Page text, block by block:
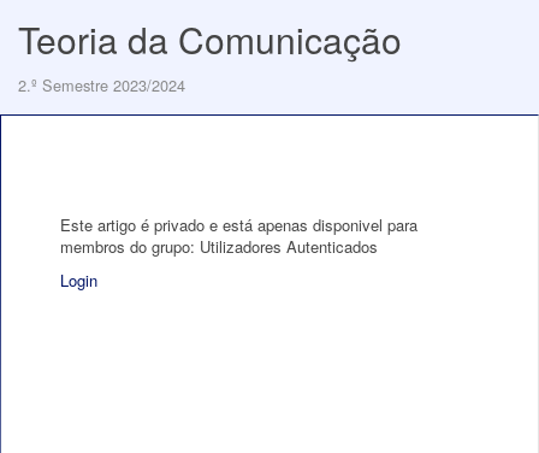
Teoria da Comunicação
2.º Semestre 2023/2024
Este artigo é privado e está apenas disponivel para
membros do grupo: Utilizadores Autenticados
Login